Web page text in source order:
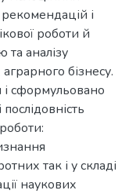
і
роботи й
аналізу
бізнесу.
сформульовано
так і у складі
наукових